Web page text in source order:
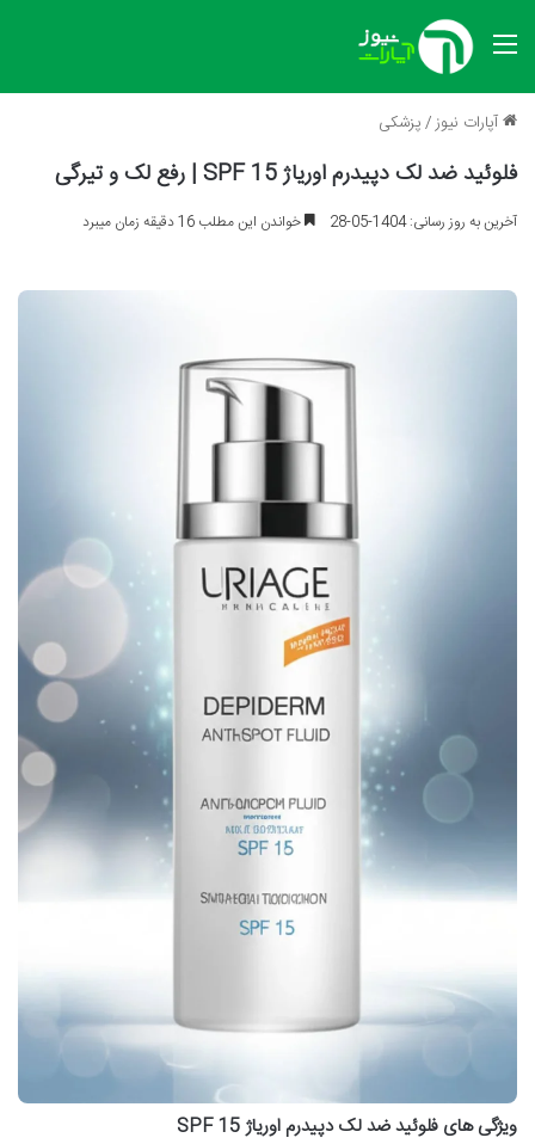
منو
آپارات نیوز/پزشکی
فلوئید ضد لک دپیدرم اوریاژ SPF 15 | رفع لک و تیرگی
آخرین به روز رسانی: 1404-05-28 خواندن این مطلب 16 دقیقه زمان میبرد
ویژگی های فلوئید ضد لک دپیدرم اوریاژ SPF 15